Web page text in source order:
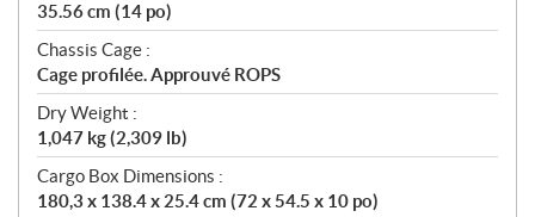
35.56 cm (14 po)
Chassis Cage :
Cage profilée. Approuvé ROPS
Dry Weight :
1,047 kg (2,309 lb)
Cargo Box Dimensions :
180,3 x 138.4 x 25.4 cm (72 x 54.5 x 10 po)